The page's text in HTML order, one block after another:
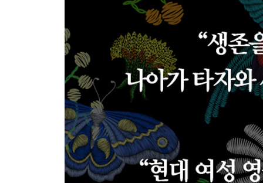
6. 당나귀 가죽을 벗는 여성들
다시 태어난 소녀의 인생 2회차 모험: 《금방울전》
명예남성이길 거부한 여성 영웅: 《박씨전》
7. ‘유리 천장’을 뚫기 위해 남자가 된 여성들
가부장제의 혼란이 낳은 여성 영웅: 《홍계월전》
나라를 구했지만 가정은 벗어나지 못한 불완전한
혈연을 뛰어넘은 대안가족을 상상하다: 《방한림전